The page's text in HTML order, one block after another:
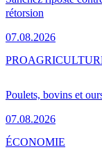
rétorsion
07.08.2026
Poulets, bovins et
07.08.2026
PRO
ÉCONOMIE